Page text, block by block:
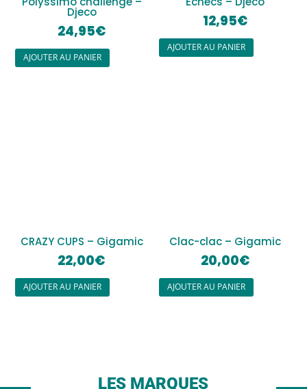
Djeco
24,95€
AJOUTER AU PANIER
12,95€
AJOUTER AU PANIER
CRAZY CUPS – Gigamic
22,00€
AJOUTER AU PANIER
Clac-clac – Gigamic
20,00€
AJOUTER AU PANIER
LES MARQUES